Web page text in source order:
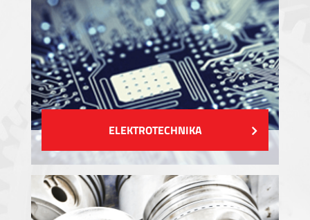
ELEKTROTECHNIKA